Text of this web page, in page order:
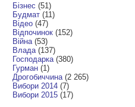
Бізнес (51)
Будмат (11)
Відео (47)
Відпочинок (152)
Війна (53)
Влада (137)
Господарка (380)
Гурман (1)
Дрогобиччина (2 265)
Вибори 2014 (7)
Вибори 2015 (17)